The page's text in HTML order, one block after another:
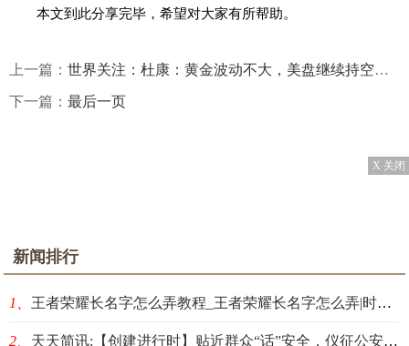
本文到此分享完毕，希望对大家有所帮助。
上一篇： 世界关注：杜康：黄金波动不大，美盘继续持空看跌！
下一篇： 最后一页
X 关闭
新闻排行
1、 王者荣耀长名字怎么弄教程_王者荣耀长名字怎么弄|时快讯
2、 天天简讯:【创建进行时】贴近群众“话”安全，仪征公安交警交通安全宣传走进龙山村